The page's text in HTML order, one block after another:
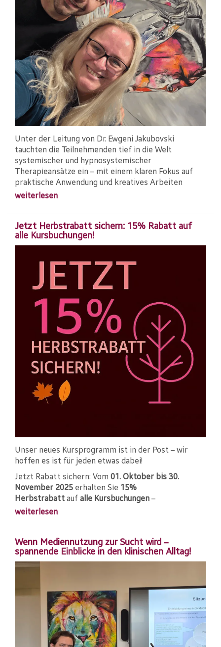
Unter der Leitung von Dr. Ewgeni Jakubovski
tauchten die Teilnehmenden tief in die Welt
systemischer und hypnosystemischer
Therapieansätze ein – mit einem klaren Fokus auf
praktische Anwendung und kreatives Arbeiten
weiterlesen
Jetzt Herbstrabatt sichern: 15% Rabatt auf
alle Kursbuchungen!
Unser neues Kursprogramm ist in der Post – wir
hoffen es ist für jeden etwas dabei!
Jetzt Rabatt sichern: Vom 01. Oktober bis 30.
November 2025 erhalten Sie 15%
Herbstrabatt auf alle Kursbuchungen –
weiterlesen
Wenn Mediennutzung zur Sucht wird –
spannende Einblicke in den klinischen Alltag!